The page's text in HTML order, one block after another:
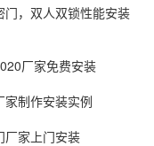
，双人双锁性能安装
厂家免费安装
家制作安装实例
厂家上门安装